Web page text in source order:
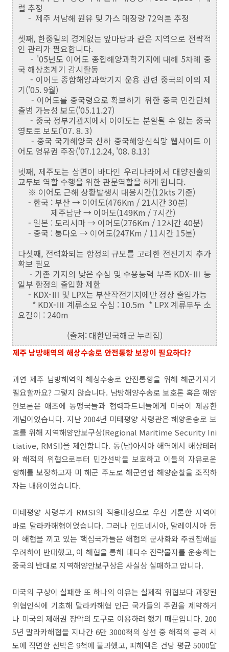
럴 추정
- 제주 서남해 원유 및 가스 매장량 72억톤 추정
셋째, 한중일의 경계없는 앞마당과 같은 지역으로 전략적
인 관리가 필요합니다.
- '05년도 이어도 종합해양과학기지에 대해 5차례 중
국 해상초계기 감시활동
- 이어도 종합해양과학기지 운용 관련 중국의 이의 제
기('05. 9월)
- 이어도를 중국령으로 확보하기 위한 중국 민간단체
출범 가능성 보도('05.11.27)
- 중국 정부기관지에서 이어도는 분할될 수 없는 중국
영토로 보도('07. 8. 3)
- 중국 국가해양국 산하 중국해양신식망 웹사이트 이
어도 영유권 주장('07.12.24, '08. 8.13)
넷째, 제주도는 삼면이 바다인 우리나라에서 대양진출의
교두보 역할 수행을 위한 관문역할을 하게 됩니다.
※ 이어도 근해 상황발생시 대응시간(12kts 기준)
- 한국 : 부산 → 이어도(476Km / 21시간 30분)
제주남단 → 이어도(149Km / 7시간)
- 일본 : 도리시마 → 이어도(276Km / 12시간 40분)
- 중국 : 퉁다오 → 이어도(247Km / 11시간 15분)
다섯째, 전력화되는 함정의 규모를 고려한 전진기지 추가
확보 필요
- 기존 기지의 낮은 수심 및 수용능력 부족 KDX-Ⅲ 등
일부 함정의 출입항 제한
- KDX-Ⅲ 및 LPX는 부산작전기지에만 정상 출입가능
* KDX-Ⅲ 계류소요 수심 : 10.5m * LPX 계류부두 소
요길이 : 240m
(출처: 대한민국해군 누리집)
제주 남방해역의 해상수송로 안전통항 보장이 필요하다?
과연 제주 남방해역의 해상수송로 안전통항을 위해 해군기지가
필요할까요? 그렇지 않습니다. 남방해양수송로 보호론 혹은 해양
안보론은 애초에 동맹국들과 협력파트너들에게 미국이 제공한
개념이었습니다. 지난 2004년 미태평양 사령관은 해양운송로 보
호를 위해 지역해양안보구상(Regional Maritime Security Ini
tiative, RMSI)을 제안합니다. 동(남)아시아 해역에서 해상테러
와 해적의 위협으로부터 민간선박을 보호하고 이들의 자유로운
항해를 보장하고자 미 해군 주도로 해군연합 해양순찰을 조직하
자는 내용이었습니다.
미태평양 사령부가 RMSI의 적용대상으로 우선 거론한 지역이
바로 말라카해협이었습니다. 그러나 인도네시아, 말레이시아 등
이 해협을 끼고 있는 핵심국가들은 해협의 군사화와 주권침해를
우려하여 반대했고, 이 해협을 통해 대다수 전략물자를 운송하는
중국의 반대로 지역해양안보구상은 사실상 실패하고 맙니다.
미국의 구상이 실패한 또 하나의 이유는 실제적 위협보다 과장된
위협인식에 기초해 말라카해협 인근 국가들의 주권을 제약하거
나 미국의 제해권 장악의 도구로 이용하려 했기 때문입니다. 200
5년 말라카해협을 지나간 6만 3000척의 상선 중 해적의 공격 시
도에 직면한 선박은 9척에 불과했고, 피해액은 건당 평균 5000달